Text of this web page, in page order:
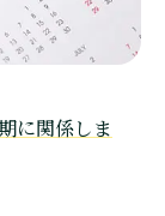
に関係しま